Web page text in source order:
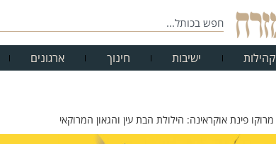
קהילות ישיבות חינוך ארגונים
מרוקו פינת אוקראינה: הילולת הבת עין והגאון המרוקאי